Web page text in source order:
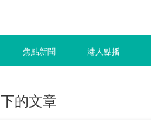
焦點新聞 港人點播
下的文章